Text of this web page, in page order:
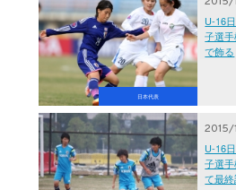
日本代表
U-16
子選
で飾る
2015/
U-16
子選
て最